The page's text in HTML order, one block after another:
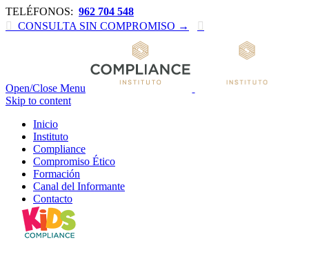
TELÉFONOS: 962 704 548

CONSULTA SIN COMPROMISO → 
Open/Close Menu
Skip to content
Inicio
Instituto
Compliance
Compromiso Ético
Formación
Canal del Informante
Contacto